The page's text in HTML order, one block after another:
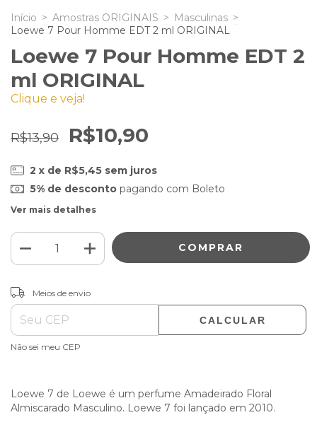
Início > Amostras ORIGINAIS > Masculinas >
Loewe 7 Pour Homme EDT 2 ml ORIGINAL
Loewe 7 Pour Homme EDT 2
ml ORIGINAL
Clique e veja!
R$13,90 R$10,90
2 x de R$5,45 sem juros
5% de descontopagando com Boleto
Ver mais detalhes
Entregas para o CEP:
Meios de envio
CALCULAR
Não sei meu CEP
Loewe 7 de Loewe é um perfume Amadeirado Floral
Almiscarado Masculino. Loewe 7 foi lançado em 2010.